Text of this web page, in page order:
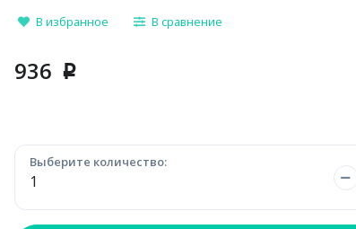
В избранное В сравнение
936 p
Выберите количество: